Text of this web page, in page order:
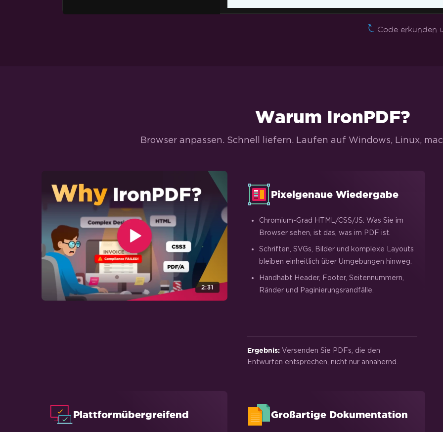
Web-Barrierefreiheit
TLS-Website- &
Systemanmeldungen
Cookies
HTTP-Anforderungsheader
Maßgeschneiderte PDF-
Konvertierung
Code erkunden
Warum IronPDF?
Browser anpassen. Schnell liefern. Laufen auf Windows, Linux,
Pixelgenaue Wiedergabe
Chromium-Grad HTML/CSS/JS: Was Sie im
Browser sehen, ist das, was im PDF ist.
Schriften, SVGs, Bilder und komplexe Layouts
bleiben einheitlich über Umgebungen hinweg.
Handhabt Header, Footer, Seitennummern,
Ränder und Paginierungsrandfälle.
Ergebnis: Versenden Sie PDFs, die den
Entwürfen entsprechen, nicht nur annähernd.
Plattformübergreifend Großartige Dokumentation